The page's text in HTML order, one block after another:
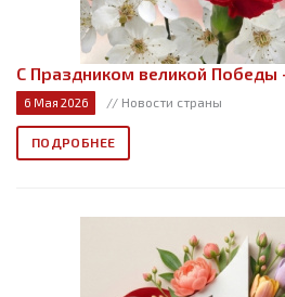
С Праздником великой Победы
6 Мая 2026 // Новости страны
ПОДРОБНЕЕ